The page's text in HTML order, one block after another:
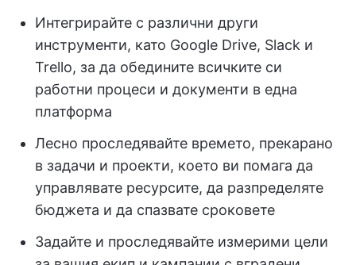
Интегрирайте с различни други
инструменти, като Google Drive, Slack и
Trello, за да обедините всичките си
работни процеси и документи в една
платформа
Лесно проследявайте времето, прекарано
в задачи и проекти, което ви помага да
управлявате ресурсите, да разпределяте
бюджета и да спазвате сроковете
Задайте и проследявайте измерими цели